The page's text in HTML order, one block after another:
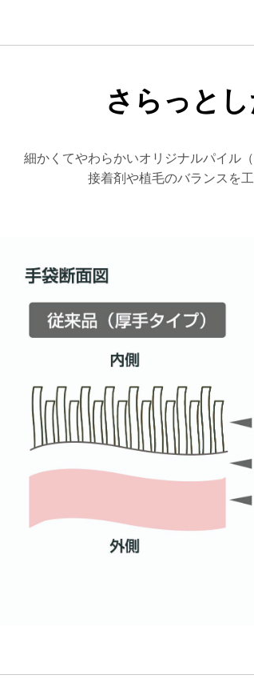
さらっと
細かくてやわらかいオリジナルパイル
接着剤や植毛のバランスを